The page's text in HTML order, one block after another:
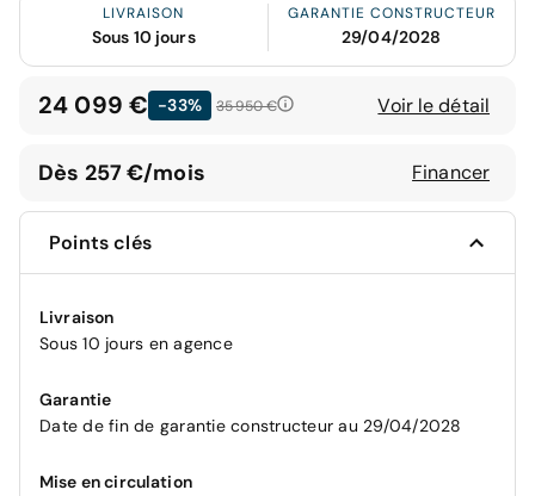
LIVRAISON
Sous 10 jours
GARANTIE CONSTRUCTEUR
29/04/2028
24 099 € -33% 35 950 € Voir le détail
Dès 257 €/mois Financer
Points clés
Livraison
Sous 10 jours en agence
Garantie
Date de fin de garantie constructeur au 29/04/2028
Mise en circulation